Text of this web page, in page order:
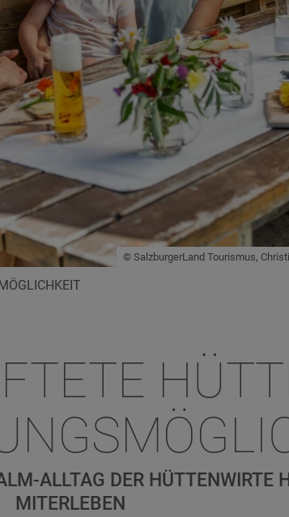
© SalzburgerLand Tourismus,
ALLTAG DER HÜTTENWIRTE
MITERLEBEN